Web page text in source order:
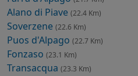
Alano di Piave (22.4 Km)
Soverzene (22.6 Km)
Puos d'Alpago (22.7 Km)
Fonzaso (23.1 Km)
Transacqua (23.3 Km)